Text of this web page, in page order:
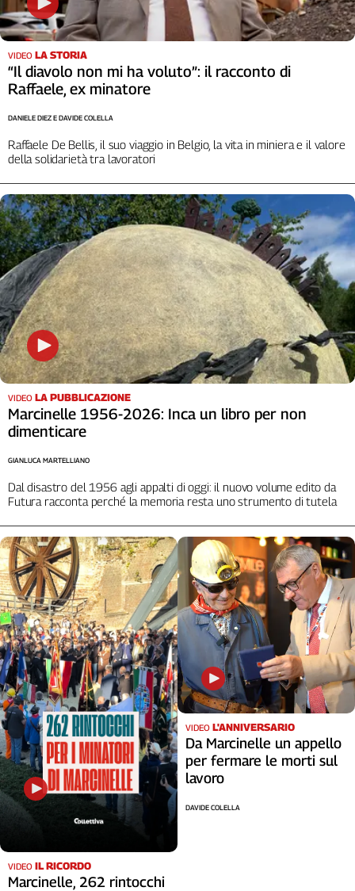
Liguria
Lombardia
Marche
Piemonte
Puglia
Toscana
Valle
D'Aosta
Veneto
Archivio
Storico
1955-
2014
Cerca
Contatti
redazione
Newsletter
Social
VIDEO LA STORIA
“Il diavolo non mi ha voluto”: il racconto di
Raffaele, ex minatore
Raffaele De Bellis, il suo viaggio in Belgio, la vita in miniera e il valore
della solidarietà tra lavoratori
DANIELE DIEZ E DAVIDE COLELLA
VIDEO LA PUBBLICAZIONE
Marcinelle 1956-2026: Inca un libro per non
dimenticare
Dal disastro del 1956 agli appalti di oggi: il nuovo volume edito da
Futura racconta perché la memoria resta uno strumento di tutela
GIANLUCA MARTELLIANO
VIDEO IL RICORDO
Marcinelle, 262 rintocchi
VIDEO L'ANNIVERSARIO
Da Marcinelle un appello
per fermare le morti sul
lavoro
DAVIDE COLELLA